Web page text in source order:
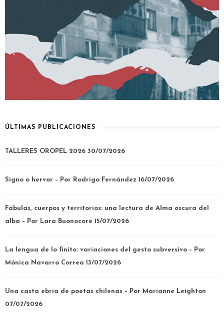
ÚLTIMAS PUBLICACIONES
TALLERES OROPEL 2026 30/07/2026
Signo o hervor – Por Rodrigo Fernández 16/07/2026
Fábulas, cuerpos y territorios: una lectura de Alma oscura del
alba – Por Lara Buonocore 15/07/2026
La lengua de lo finito: variaciones del gesto subversivo – Por
Mónica Navarro Correa 13/07/2026
Una casta ebria de poetas chilenas – Por Marianne Leighton
07/07/2026